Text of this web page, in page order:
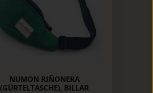
NUMON RIÑONERA
(GÜRTELTASCHE), BILLAR